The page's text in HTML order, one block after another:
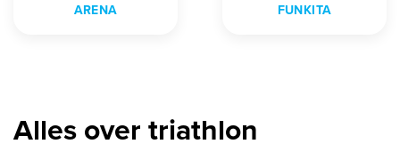
ARENA FUNKITA
Alles over triathlon